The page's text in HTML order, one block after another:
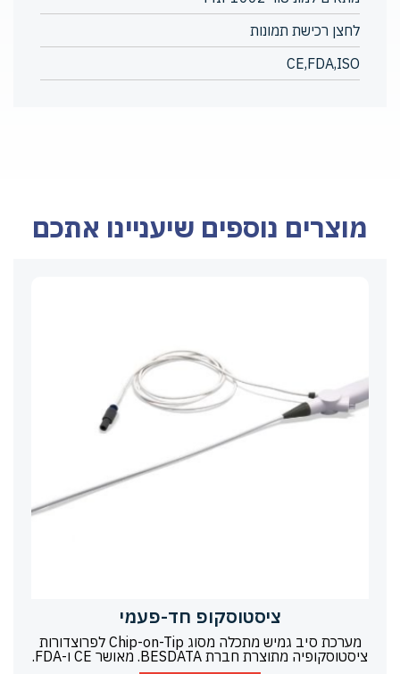
לחצן רכישת תמונות
CE,FDA,ISO
מוצרים נוספים שיעניינו אתכם
ציסטוסקופ חד-פעמי
מערכת סיב גמיש מתכלה מסוג Chip-on-Tip לפרוצדורות
ציסטוסקופיה מתוצרת חברת BESDATA. מאושר CE ו-FDA.